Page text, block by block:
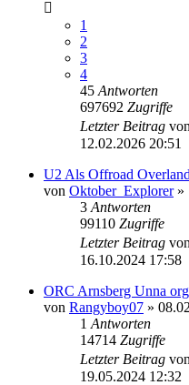
1
2
3
4
45 Antworten
697692 Zugriffe
Letzter Beitrag von
12.02.2026 20:51
U2 Als Offroad
von Oktober_Explorer»
3 Antworten
99110 Zugriffe
Letzter Beitrag von
16.10.2024 17:58
ORC Arnsberg Unna
von Rangyboy07 »
1 Antworten
14714 Zugriffe
Letzter Beitrag von
19.05.2024 12:32